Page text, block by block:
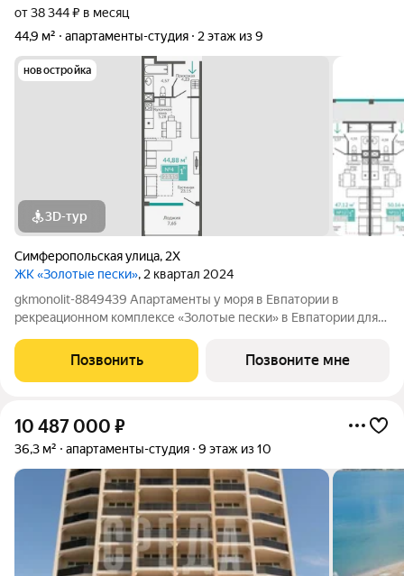
от 38 344 ₽ в месяц
44,9 м²
апартаменты-студия 2 этаж из 9
новостройка
3D-тур
Симферопольская улица, 2Х
ЖК «Золотые пески», 2 квартал 2024
gkmonolit-8849439 Апартаменты у моря в Евпатории в
рекреационном комплексе «Золотые пески» в Евпатории для
ОГРАНИЧЕНО! Ввод в эксплуатацию - II кв. 2027 О
КОМПЛЕКСЕ. Комплекс апартаментов «Золотые пески» -
Позвонить Позвоните мне
10 487 000 ₽
36,3 м² апартаменты-студия 9 этаж из 10